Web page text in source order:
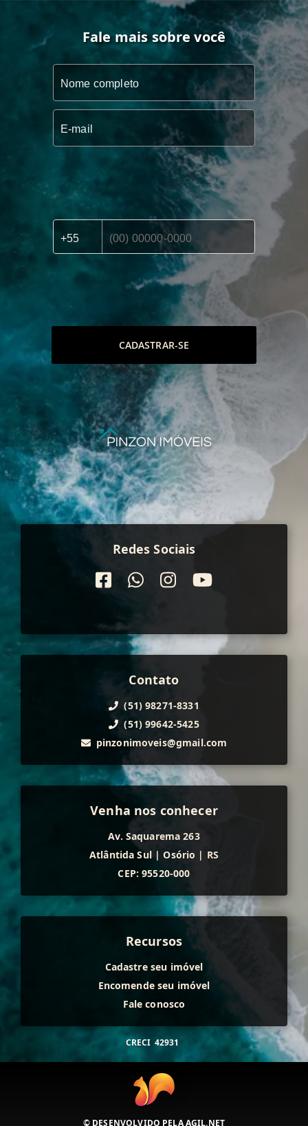
Fale mais sobre você
CADASTRAR-SE
Redes Sociais
Contato
(51) 98271-8331
(51) 99642-5425
pinzonimoveis@gmail.com
Venha nos conhecer
Av. Saquarema 263
Atlântida Sul | Osório | RS
CEP: 95520-000
Recursos
Cadastre seu imóvel
Encomende seu imóvel
Fale conosco
CRECI 42931
© DESENVOLVIDO PELAAGIL.NET